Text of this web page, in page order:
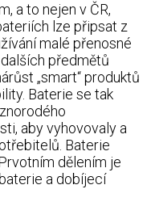
a to nejen v ČR,
lze připsat z
malé přenosné
předmětů
„smart“ produktů
Baterie se tak
aby vyhovovaly a
Baterie
dělením je
a dobíjecí